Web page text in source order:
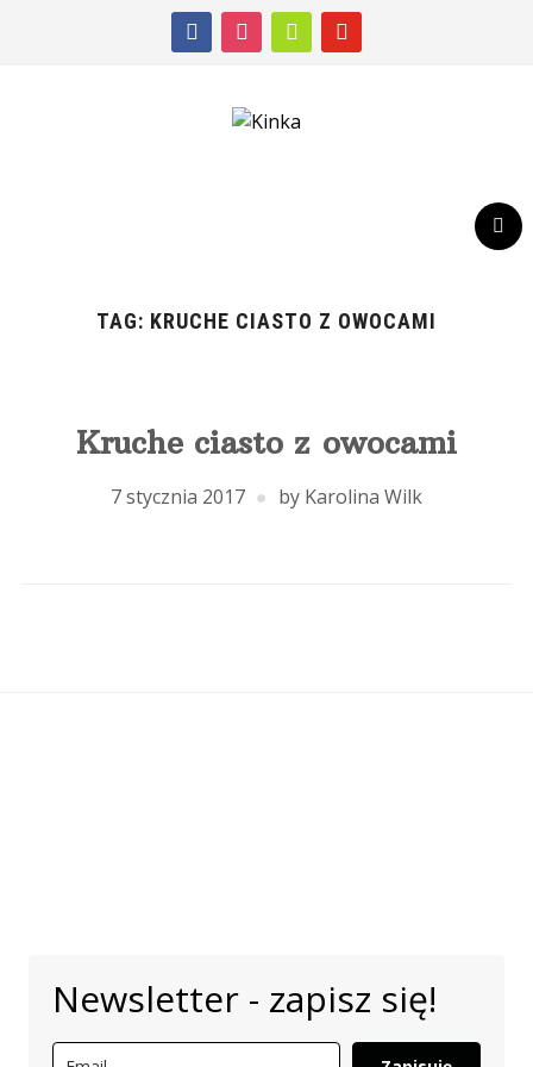
facebookinstagramshopping-
cart
youtube
TAG: KRUCHE CIASTO Z OWOCAMI
Kruche ciasto z owocami
7 stycznia 2017 by Karolina Wilk
Newsletter - zapisz się!